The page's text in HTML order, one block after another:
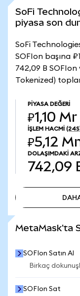
SoFi
piyasa son
SoFi
SOFIon başına
742,09 B
Tokenized)
PIYASA DEĞERI
₽1,10 Mr
İŞLEM HACMI
₽5,12
DOLAŞIMDAKI
742,09
MetaMask'ta
SOFIon Satın Al
Birkaç
SOFIon Sat